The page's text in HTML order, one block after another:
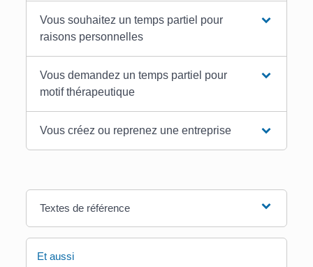
Vous souhaitez un temps partiel pour
raisons personnelles
Vous demandez un temps partiel pour
motif thérapeutique
Vous créez ou reprenez une entreprise
Textes de référence
Et aussi